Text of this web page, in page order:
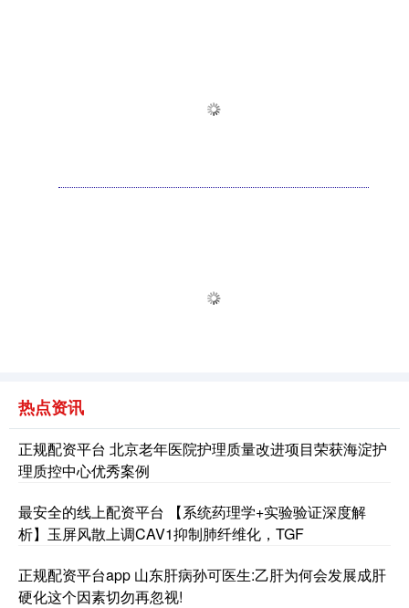
热点资讯
正规配资平台 北京老年医院护理质量改进项目荣获海淀护
理质控中心优秀案例
最安全的线上配资平台 【系统药理学+实验验证深度解
析】玉屏风散上调CAV1抑制肺纤维化，TGF
正规配资平台app 山东肝病孙可医生:乙肝为何会发展成肝
硬化这个因素切勿再忽视!